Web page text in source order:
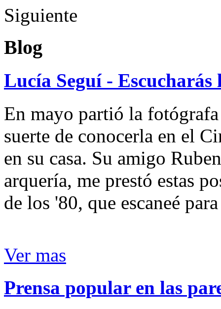
Siguiente
Blog
Lucía Seguí - Escucharás
En mayo partió la
suerte de conocerla en el
en su casa. Su amigo
arquería, me prestó estas
de los '80, que escaneé
Ver mas
Prensa popular en las